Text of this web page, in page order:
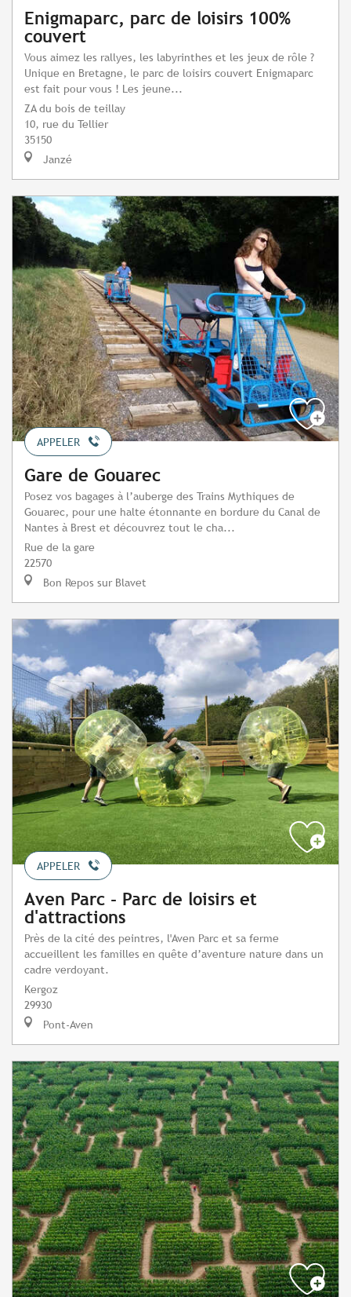
Enigmaparc, parc de loisirs 100%
couvert
Vous aimez les rallyes, les labyrinthes et les jeux de rôle ?
Unique en Bretagne, le parc de loisirs couvert Enigmaparc
est fait pour vous ! Les jeune...
ZA du bois de teillay
10, rue du Tellier
35150
Janzé
APPELER
Gare de Gouarec
Posez vos bagages à l’auberge des Trains Mythiques de
Gouarec, pour une halte étonnante en bordure du Canal de
Nantes à Brest et découvrez tout le cha...
Rue de la gare
22570
Bon Repos sur Blavet
APPELER
Aven Parc - Parc de loisirs et
d'attractions
Près de la cité des peintres, l'Aven Parc et sa ferme
accueillent les familles en quête d’aventure nature dans un
cadre verdoyant.
Kergoz
29930
Pont-Aven